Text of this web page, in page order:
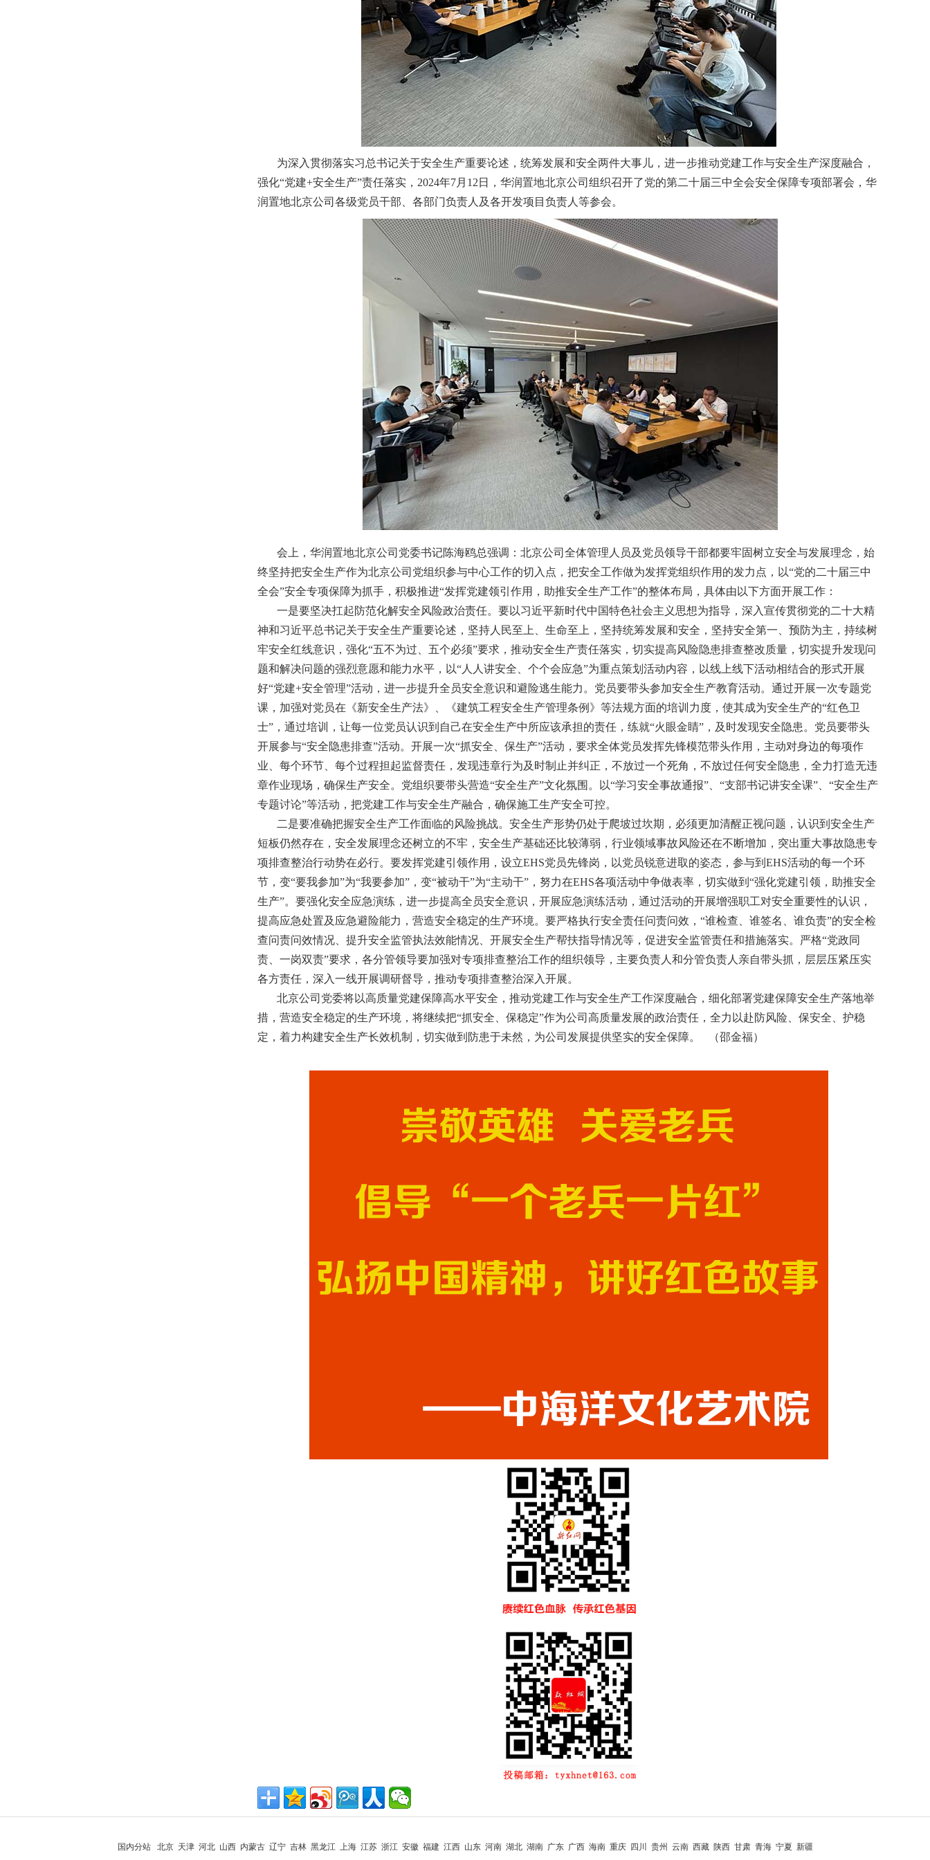
为深入贯彻落实习总书记关于安全生产重要论述，统筹发展和安全两件大事儿，进一步推动党建工作与安全生产深度融合，
强化“党建+安全生产”责任落实，2024年7月12日，华润置地北京公司组织召开了党的第二十届三中全会安全保障专项部署会，华
润置地北京公司各级党员干部、各部门负责人及各开发项目负责人等参会。
会上，华润置地北京公司党委书记陈海鸥总强调：北京公司全体管理人员及党员领导干部都要牢固树立安全与发展理念，始
终坚持把安全生产作为北京公司党组织参与中心工作的切入点，把安全工作做为发挥党组织作用的发力点，以“党的二十届三中
全会”安全专项保障为抓手，积极推进“发挥党建领引作用，助推安全生产工作”的整体布局，具体由以下方面开展工作：
一是要坚决扛起防范化解安全风险政治责任。要以习近平新时代中国特色社会主义思想为指导，深入宣传贯彻党的二十大精
神和习近平总书记关于安全生产重要论述，坚持人民至上、生命至上，坚持统筹发展和安全，坚持安全第一、预防为主，持续树
牢安全红线意识，强化“五不为过、五个必须”要求，推动安全生产责任落实，切实提高风险隐患排查整改质量，切实提升发现问
题和解决问题的强烈意愿和能力水平，以“人人讲安全、个个会应急”为重点策划活动内容，以线上线下活动相结合的形式开展
好“党建+安全管理”活动，进一步提升全员安全意识和避险逃生能力。党员要带头参加安全生产教育活动。通过开展一次专题党
课，加强对党员在《新安全生产法》、《建筑工程安全生产管理条例》等法规方面的培训力度，使其成为安全生产的“红色卫
士”，通过培训，让每一位党员认识到自己在安全生产中所应该承担的责任，练就“火眼金睛”，及时发现安全隐患。党员要带头
开展参与“安全隐患排查”活动。开展一次“抓安全、保生产”活动，要求全体党员发挥先锋模范带头作用，主动对身边的每项作
业、每个环节、每个过程担起监督责任，发现违章行为及时制止并纠正，不放过一个死角，不放过任何安全隐患，全力打造无违
章作业现场，确保生产安全。党组织要带头营造“安全生产”文化氛围。以“学习安全事故通报”、“支部书记讲安全课”、“安全生产
专题讨论”等活动，把党建工作与安全生产融合，确保施工生产安全可控。
二是要准确把握安全生产工作面临的风险挑战。安全生产形势仍处于爬坡过坎期，必须更加清醒正视问题，认识到安全生产
短板仍然存在，安全发展理念还树立的不牢，安全生产基础还比较薄弱，行业领域事故风险还在不断增加，突出重大事故隐患专
项排查整治行动势在必行。要发挥党建引领作用，设立EHS党员先锋岗，以党员锐意进取的姿态，参与到EHS活动的每一个环
节，变“要我参加”为“我要参加”，变“被动干”为“主动干”，努力在EHS各项活动中争做表率，切实做到“强化党建引领，助推安全
生产”。要强化安全应急演练，进一步提高全员安全意识，开展应急演练活动，通过活动的开展增强职工对安全重要性的认识，
提高应急处置及应急避险能力，营造安全稳定的生产环境。要严格执行安全责任问责问效，“谁检查、谁签名、谁负责”的安全检
查问责问效情况、提升安全监管执法效能情况、开展安全生产帮扶指导情况等，促进安全监管责任和措施落实。严格“党政同
责、一岗双责”要求，各分管领导要加强对专项排查整治工作的组织领导，主要负责人和分管负责人亲自带头抓，层层压紧压实
各方责任，深入一线开展调研督导，推动专项排查整治深入开展。
北京公司党委将以高质量党建保障高水平安全，推动党建工作与安全生产工作深度融合，细化部署党建保障安全生产落地举
措，营造安全稳定的生产环境，将继续把“抓安全、保稳定”作为公司高质量发展的政治责任，全力以赴防风险、保安全、护稳
定，着力构建安全生产长效机制，切实做到防患于未然，为公司发展提供坚实的安全保障。 （邵金福）
国内分站 北京 天津 河北 山西 内蒙古 辽宁 吉林 黑龙江 上海 江苏 浙江 安徽 福建 江西 山东 河南 湖北 湖南 广东 广西 海南 重庆 四川 贵州 云南 西藏 陕西 甘肃 青海 宁夏 新疆